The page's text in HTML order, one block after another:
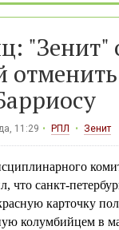
11:29 РПЛ Зенит
что санкт-
карточку
колумбийцем в